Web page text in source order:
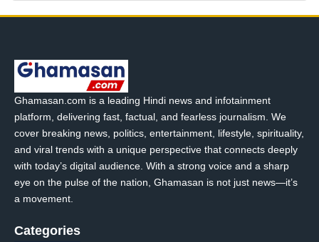
Ghamasan.com is a leading Hindi news and infotainment
platform, delivering fast, factual, and fearless journalism. We
cover breaking news, politics, entertainment, lifestyle, spirituality,
and viral trends with a unique perspective that connects deeply
with today’s digital audience. With a strong voice and a sharp
eye on the pulse of the nation, Ghamasan is not just news—it’s
a movement.
Categories